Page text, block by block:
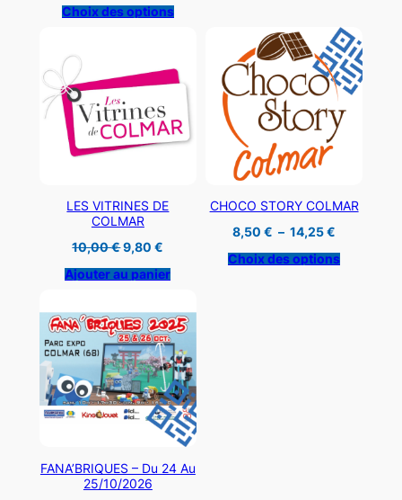
prix :
27,00 €
Choix des options
LES VITRINES DE
COLMAR
10,00€Le
prix
initial
était :
9,80€
actuel
est :
Ajouter au panier
CHOCO STORY COLMAR
8,50€ – 14,25€
prix :
8,50 €
Choix des options
FANA’BRIQUES – Du 24 Au
25/10/2026